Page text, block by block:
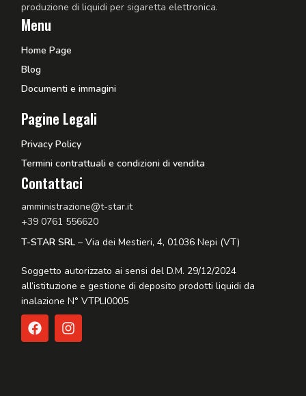
produzione di liquidi per sigaretta elettronica.
Menu
Home Page
Blog
Documenti e immagini
Pagine Legali
Privacy Policy
Termini contrattuali e condizioni di vendita
Contattaci
amministrazione@t-star.it
+39 0761 556620
T-STAR SRL – Via dei Mestieri, 4, 01036 Nepi (VT)
Soggetto autorizzato ai sensi del D.M. 29/12/2024
all’istituzione e gestione di deposito prodotti liquidi da
inalazione N° VTPLI0005